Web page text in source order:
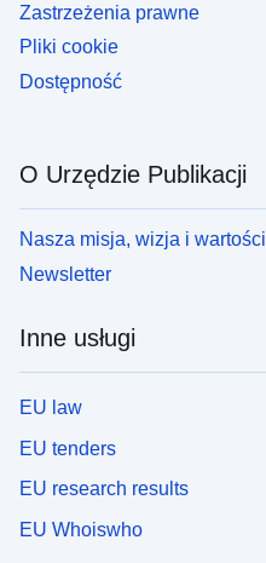
Zastrzeżenia prawne
Pliki cookie
Dostępność
O Urzędzie Publikacji
Nasza misja, wizja i wartości
Newsletter
Inne usługi
EU law
EU tenders
EU research results
EU Whoiswho